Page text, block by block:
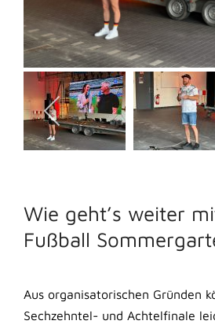
Wie geht’s weiter
Fußball
Aus organisatorischen Gründen
Sechzehntel- und Achtelfinale